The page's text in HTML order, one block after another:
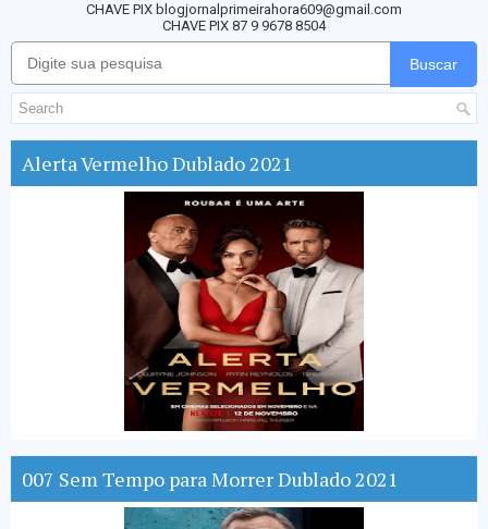
CHAVE PIX blogjornalprimeirahora609@gmail.com
CHAVE PIX 87 9 9678 8504
Buscar
Alerta Vermelho Dublado 2021
007 Sem Tempo para Morrer Dublado 2021